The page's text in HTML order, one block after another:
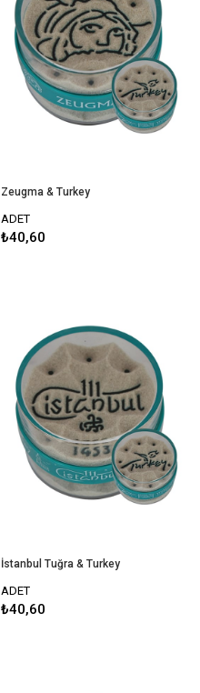
Zeugma & Turkey
ADET
₺40,60
İstanbul Tuğra & Turkey
ADET
₺40,60